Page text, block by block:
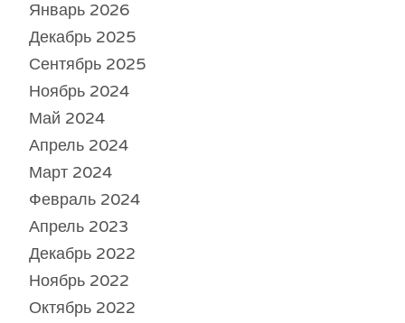
Январь 2026
Декабрь 2025
Сентябрь 2025
Ноябрь 2024
Май 2024
Апрель 2024
Март 2024
Февраль 2024
Апрель 2023
Декабрь 2022
Ноябрь 2022
Октябрь 2022